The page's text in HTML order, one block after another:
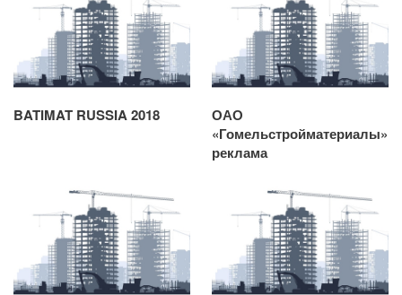
BATIMAT RUSSIA 2018
ОАО
«Гомельстройматериалы»
реклама